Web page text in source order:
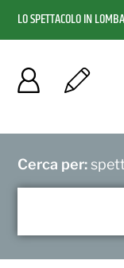
LO SPETTACOLO IN
Cerca per: